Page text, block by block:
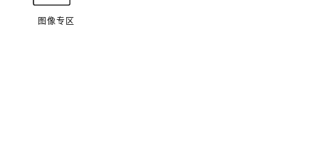
图像专区